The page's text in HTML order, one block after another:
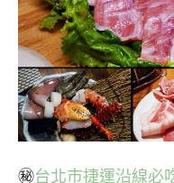
㊙台北市捷運沿線必